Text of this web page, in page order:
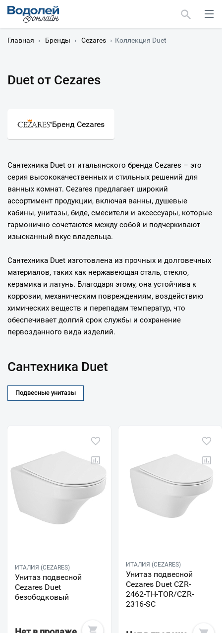
Главная › Бренды › Cezares › Коллекция Duet
Duet от Cezares
Бренд Cezares
Сантехника Duet от итальянского бренда Cezares – это
серия высококачественных и стильных решений для
ванных комнат. Cezares предлагает широкий
ассортимент продукции, включая ванны, душевые
кабины, унитазы, биде, смесители и аксессуары, которые
гармонично сочетаются между собой и подчеркивают
изысканный вкус владельца.
Сантехника Duet изготовлена из прочных и долговечных
материалов, таких как нержавеющая сталь, стекло,
керамика и латунь. Благодаря этому, она устойчива к
коррозии, механическим повреждениям, воздействию
химических веществ и перепадам температур, что
обеспечивает долгий срок службы и сохранение
первозданного вида изделий.
Сантехника Duet
Подвесные унитазы
ИТАЛИЯ (CEZARES)
Унитаз подвесной
Cezares Duet
безободковый
ИТАЛИЯ (CEZARES)
Унитаз подвесной
Cezares Duet CZR-
2462-TH-TOR/CZR-
2316-SC